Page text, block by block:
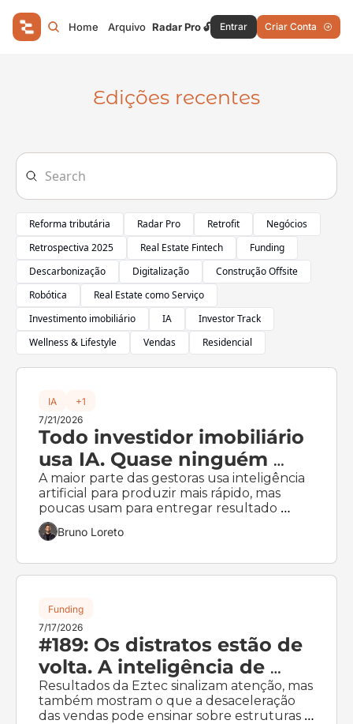
Home Arquivo Radar Pro 🔓 Entrar Criar Conta
Edições recentes
Reforma tributária Radar Pro Retrofit
Negócios
Retrospectiva 2025
Real Estate Fintech
Funding
Descarbonização
Digitalização
Construção Offsite
Robótica
Real Estate como Serviço
Investimento imobiliário
IA
Investor Track
Wellness & Lifestyle
Vendas Residencial
IA
+1
7/21/2026
Todo investidor imobiliário
usa IA. Quase ninguém
está gerando alfa com ela.
A maior parte das gestoras usa inteligência
artificial para produzir mais rápido, mas
poucas usam para entregar resultado
adicional para o cotista
Bruno Loreto
Funding
7/17/2026
#189: Os distratos estão de
volta. A inteligência de
capital também
Resultados da Eztec sinalizam atenção, mas
também mostram o que a desaceleração
das vendas pode ensinar sobre estruturas